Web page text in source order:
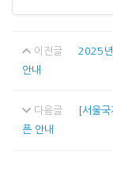
이전글
2025년
안내
다음글
[서울
픈 안내